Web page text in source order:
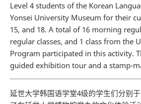
Level 4 students of the Korean
Yonsei University Museum for their
15, and 18. A total of 16 morning
regular classes, and 1 class from the
Program participated in this activity.
guided exhibition tour and a stamp-
延世大学韩国语学堂4级的学生们分别